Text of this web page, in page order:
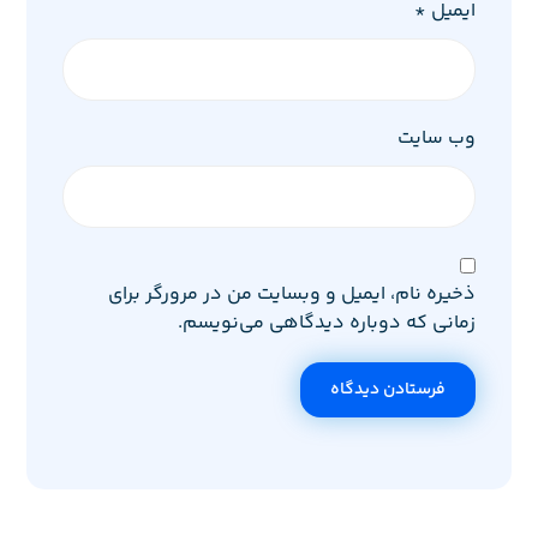
ایمیل *
وب‌ سایت
ذخیره نام، ایمیل و وبسایت من در مرورگر برای
زمانی که دوباره دیدگاهی می‌نویسم.
فرستادن دیدگاه